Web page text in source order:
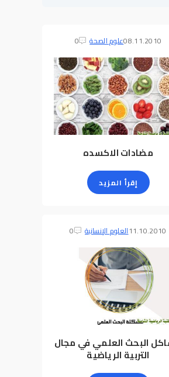
08.11.2010علوم الصحة 0
مضادات الاكسده
إقرأ المزيد
11.10.2010العلوم الإنسانية 0
البحث العلمي في مجال
التربية الرياضية